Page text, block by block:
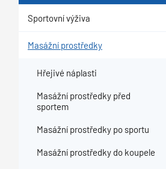
Sportovní výživa
Masážní prostředky
Hřejivé náplasti
Masážní prostředky před
sportem
Masážní prostředky po sportu
Masážní prostředky do koupele